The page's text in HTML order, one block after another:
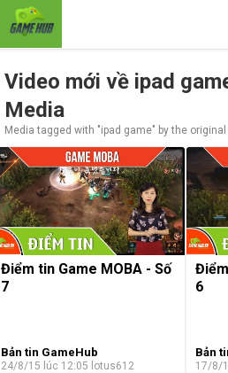
Video mới về ipad
Media
Media tagged with "ipad game" by the
Điểm tin Game MOBA - Số
7
Bản tin GameHub
24/8/15 lúc 12:05 lotus612
6
Bản
17/8/